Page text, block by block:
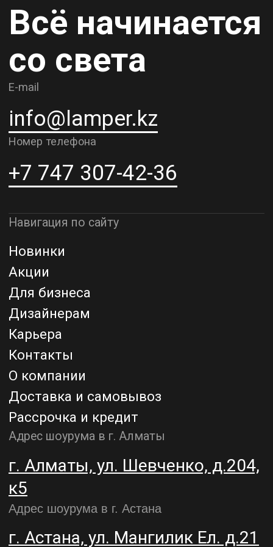
Контакты
О компании
Рассрочка и кредит
к5
Адрес шоурума в г. Астана
г. Астана, ул. Мангилик Ел. д.21
Благодарим за внимание к Lamper.kz.
До встречи в ваших будущих
Политика конфиденциальности